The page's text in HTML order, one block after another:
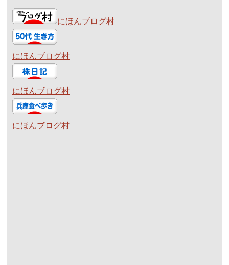
にほんブログ村
にほんブログ村
にほんブログ村
にほんブログ村